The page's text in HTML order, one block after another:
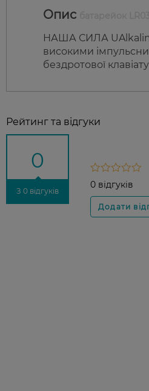
Опис
НАША СИЛА UAlkaline
високими
бездротової
Рейтинг та відгуки
0
З 0 відгуків
0 відгуків